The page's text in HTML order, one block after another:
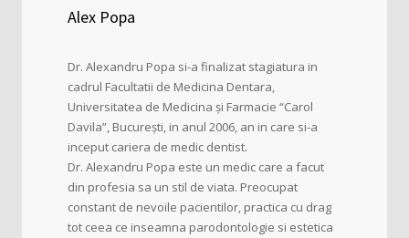
Alex Popa
Dr. Alexandru Popa si-a finalizat stagiatura in
cadrul Facultatii de Medicina Dentara,
Universitatea de Medicina și Farmacie “Carol
Davila”, București, in anul 2006, an in care si-a
inceput cariera de medic dentist.
Dr. Alexandru Popa este un medic care a facut
din profesia sa un stil de viata. Preocupat
constant de nevoile pacientilor, practica cu drag
tot ceea ce inseamna parodontologie si estetica